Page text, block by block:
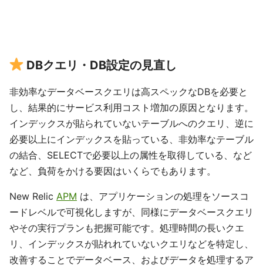
DBクエリ・DB設定の見直し
非効率なデータベースクエリは高スペックなDBを必要と
し、結果的にサービス利用コスト増加の原因となります。
インデックスが貼られていないテーブルへのクエリ、逆に
必要以上にインデックスを貼っている、非効率なテーブル
の結合、SELECTで必要以上の属性を取得している、など
など、負荷をかける要因はいくらでもあります。
New Relic APM は、アプリケーションの処理をソースコ
ードレベルで可視化しますが、同様にデータベースクエリ
やその実行プランも把握可能です。処理時間の長いクエ
リ、インデックスが貼れれていないクエリなどを特定し、
改善することでデータベース、およびデータを処理するア